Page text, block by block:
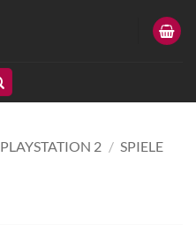
PLAYSTATION 2 / SPIELE